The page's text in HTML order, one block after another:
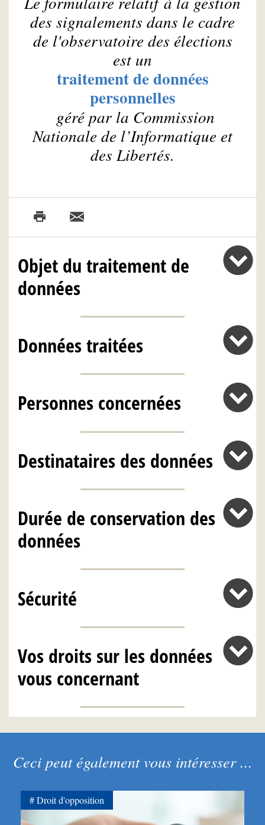
des signalements dans le cadre
de l'observatoire des élections
est un
traitement de données
personnelles
géré par la Commission
Nationale de l’Informatique et
des Libertés.
Objet du traitement de
données
Données traitées
Personnes concernées
Destinataires des données
Durée de conservation des
données
Sécurité
Vos droits sur les données
vous concernant
Ceci peut également vous intéresser ...
Droit d'opposition